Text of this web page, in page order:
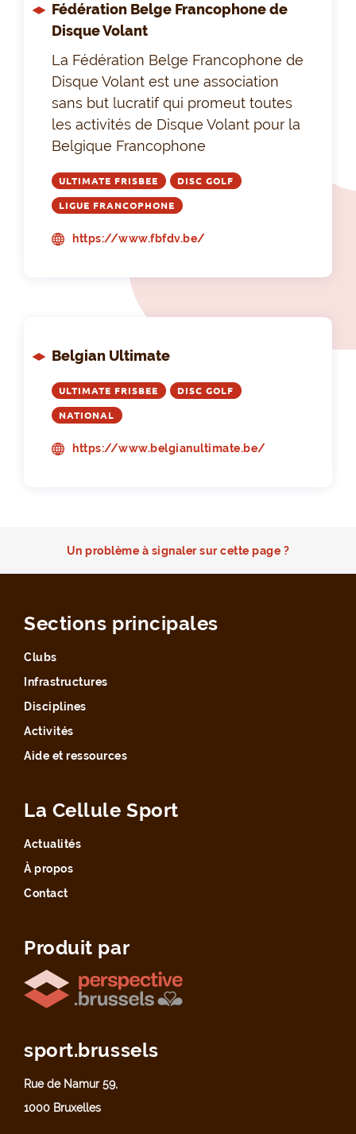
Fédération Belge Francophone de
Disque Volant
La Fédération Belge Francophone de
Disque Volant est une association
sans but lucratif qui promeut toutes
les activités de Disque Volant pour la
Belgique Francophone
ULTIMATE FRISBEE DISC GOLF
LIGUE FRANCOPHONE
https://www.fbfdv.be/
Belgian Ultimate
ULTIMATE FRISBEE DISC GOLF
NATIONAL
https://www.belgianultimate.be/
Un problème à signaler sur cette page ?
Sections principales
Clubs
Infrastructures
Disciplines
Activités
Aide et ressources
La Cellule Sport
Actualités
À propos
Contact
Produit par
sport.brussels
Rue de Namur 59,
1000 Bruxelles